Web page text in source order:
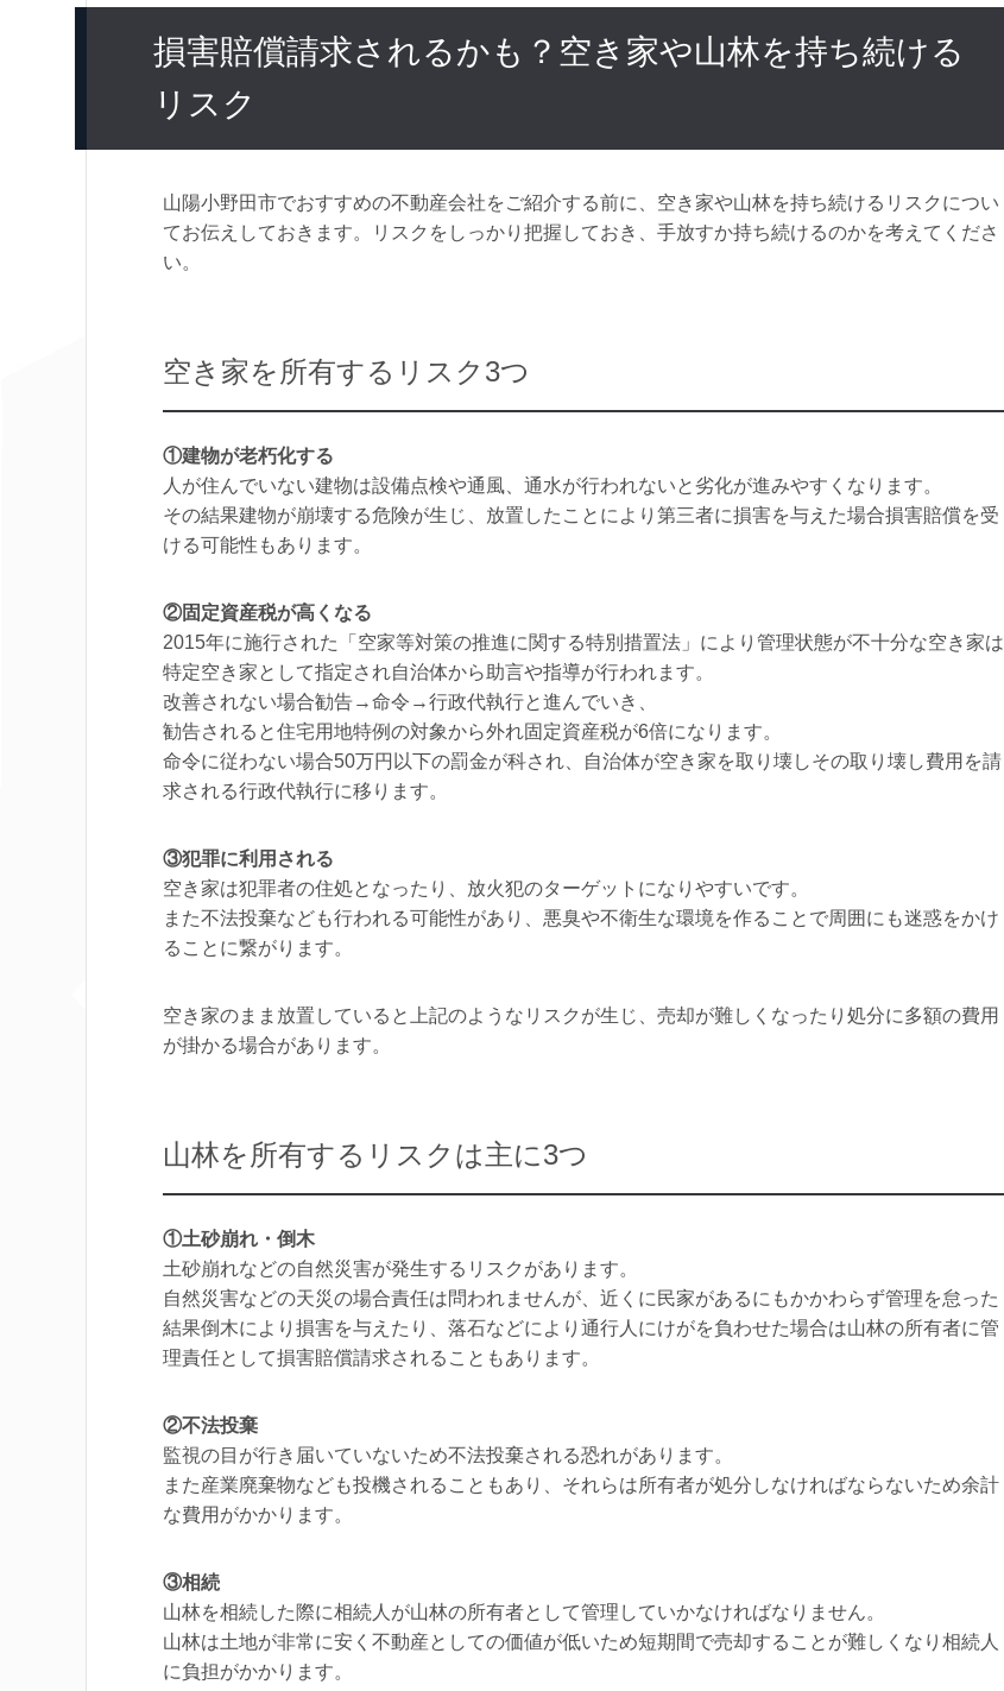
損害賠償請求されるかも？空き家や山林を持ち続ける
リスク
山陽小野田市でおすすめの不動産会社をご紹介する前に、空き家や山林を持ち続けるリスクについ
てお伝えしておきます。リスクをしっかり把握しておき、手放すか持ち続けるのかを考えてくださ
い。
空き家を所有するリスク3つ
①建物が老朽化する
人が住んでいない建物は設備点検や通風、通水が行われないと劣化が進みやすくなります。
その結果建物が崩壊する危険が生じ、放置したことにより第三者に損害を与えた場合損害賠償を受
ける可能性もあります。
②固定資産税が高くなる
2015年に施行された「空家等対策の推進に関する特別措置法」により管理状態が不十分な空き家は
特定空き家として指定され自治体から助言や指導が行われます。
改善されない場合勧告→命令→行政代執行と進んでいき、
勧告されると住宅用地特例の対象から外れ固定資産税が6倍になります。
命令に従わない場合50万円以下の罰金が科され、自治体が空き家を取り壊しその取り壊し費用を請
求される行政代執行に移ります。
③犯罪に利用される
空き家は犯罪者の住処となったり、放火犯のターゲットになりやすいです。
また不法投棄なども行われる可能性があり、悪臭や不衛生な環境を作ることで周囲にも迷惑をかけ
ることに繋がります。
空き家のまま放置していると上記のようなリスクが生じ、売却が難しくなったり処分に多額の費用
が掛かる場合があります。
山林を所有するリスクは主に3つ
①土砂崩れ・倒木
土砂崩れなどの自然災害が発生するリスクがあります。
自然災害などの天災の場合責任は問われませんが、近くに民家があるにもかかわらず管理を怠った
結果倒木により損害を与えたり、落石などにより通行人にけがを負わせた場合は山林の所有者に管
理責任として損害賠償請求されることもあります。
②不法投棄
監視の目が行き届いていないため不法投棄される恐れがあります。
また産業廃棄物なども投機されることもあり、それらは所有者が処分しなければならないため余計
な費用がかかります。
③相続
山林を相続した際に相続人が山林の所有者として管理していかなければなりません。
山林は土地が非常に安く不動産としての価値が低いため短期間で売却することが難しくなり相続人
に負担がかかります。